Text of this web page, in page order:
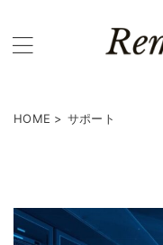
HOME > サポート